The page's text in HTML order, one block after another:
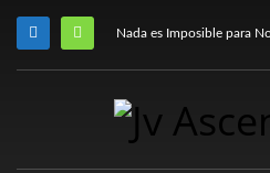
Nada es Imposible para